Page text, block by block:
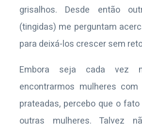
grisalhos. Desde então
(tingidas) me perguntam
para deixá-los crescer sem
Embora seja cada vez
encontrarmos mulheres
prateadas, percebo que o
outras mulheres. Talvez